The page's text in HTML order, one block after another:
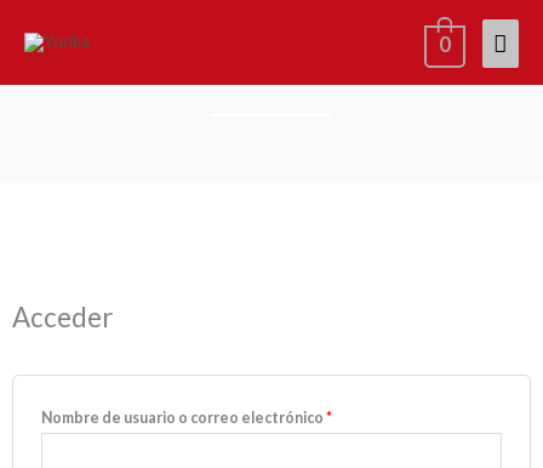
0
Acceder
Nombre de usuario o correo electrónico *